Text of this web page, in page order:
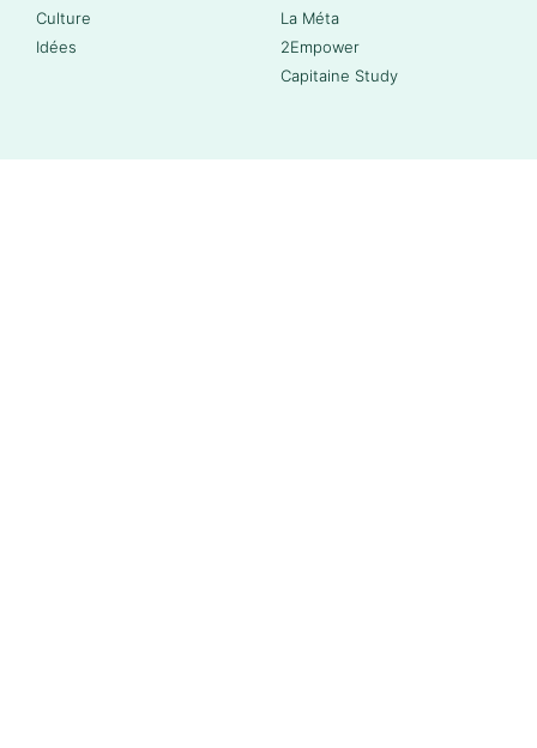
Culture
Idées
La Méta
2Empower
Capitaine Study